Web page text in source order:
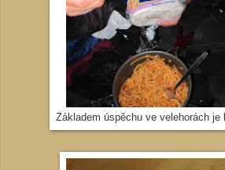
Základem úspěchu ve velehorách